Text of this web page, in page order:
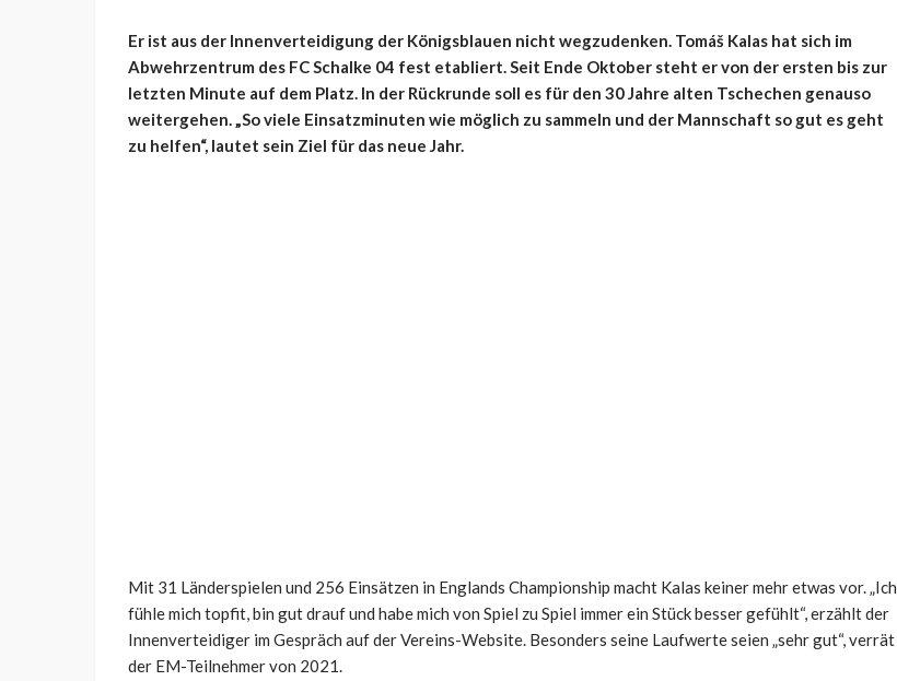
Er ist aus der Innenverteidigung der Königsblauen nicht wegzudenken. Tomáš Kalas hat sich im
Abwehrzentrum des FC Schalke 04 fest etabliert. Seit Ende Oktober steht er von der ersten bis zur
letzten Minute auf dem Platz. In der Rückrunde soll es für den 30 Jahre alten Tschechen genauso
weitergehen. „So viele Einsatzminuten wie möglich zu sammeln und der Mannschaft so gut es geht
zu helfen“, lautet sein Ziel für das neue Jahr.
Mit 31 Länderspielen und 256 Einsätzen in Englands Championship macht Kalas keiner mehr etwas vor. „Ich
fühle mich topfit, bin gut drauf und habe mich von Spiel zu Spiel immer ein Stück besser gefühlt“, erzählt der
Innenverteidiger im Gespräch auf der Vereins-Website. Besonders seine Laufwerte seien „sehr gut“, verrät
der EM-Teilnehmer von 2021.